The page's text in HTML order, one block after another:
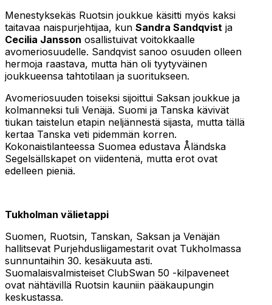
Menestyksekäs Ruotsin joukkue käsitti myös kaksi
taitavaa naispurjehtijaa, kun Sandra Sandqvist ja
Cecilia Jansson osallistuivat voitokkaalle
avomeriosuudelle. Sandqvist sanoo osuuden olleen
hermoja raastava, mutta hän oli tyytyväinen
joukkueensa tahtotilaan ja suoritukseen.
Avomeriosuuden toiseksi sijoittui Saksan joukkue ja
kolmanneksi tuli Venäjä. Suomi ja Tanska kävivät
tiukan taistelun etapin neljännestä sijasta, mutta tällä
kertaa Tanska veti pidemmän korren.
Kokonaistilanteessa Suomea edustava Åländska
Segelsällskapet on viidentenä, mutta erot ovat
edelleen pieniä.
Tukholman välietappi
Suomen, Ruotsin, Tanskan, Saksan ja Venäjän
hallitsevat Purjehdusliigamestarit ovat Tukholmassa
sunnuntaihin 30. kesäkuuta asti.
Suomalaisvalmisteiset ClubSwan 50 -kilpaveneet
ovat nähtävillä Ruotsin kauniin pääkaupungin
keskustassa.